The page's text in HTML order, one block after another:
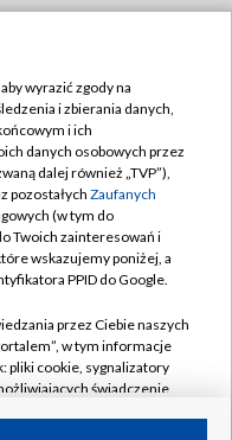
wyrazić zgody na
i zbierania danych,
i ich
danych osobowych przez
dalej również „TVP”),
pozostałych Zaufanych
(w tym do
Twoich zainteresowań i
wskazujemy poniżej, a
PPID do Google.
przez Ciebie naszych
w tym informacje
pliki cookie, sygnalizatory
świadczenie